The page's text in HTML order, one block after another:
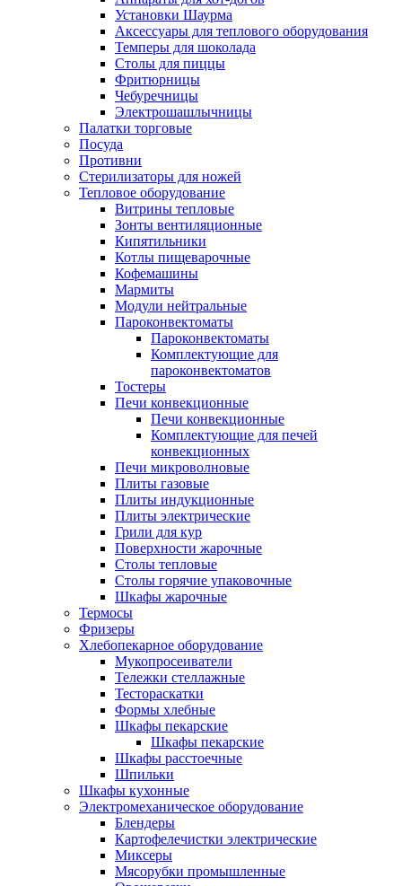
Установки Шаурма
Аксессуары для теплового оборудования
Темперы для шоколада
Столы для пиццы
Фритюрницы
Чебуречницы
Электрошашлычницы
Палатки торговые
Посуда
Противни
Стерилизаторы для ножей
Тепловое оборудование
Витрины тепловые
Зонты вентиляционные
Кипятильники
Котлы пищеварочные
Кофемашины
Мармиты
Модули нейтральные
Пароконвектоматы
Пароконвектоматы
Комплектующие для
пароконвектоматов
Тостеры
Печи конвекционные
Печи конвекционные
Комплектующие для печей
конвекционных
Печи микроволновые
Плиты газовые
Плиты индукционные
Плиты электрические
Грили для кур
Поверхности жарочные
Столы тепловые
Столы горячие упаковочные
Шкафы жарочные
Термосы
Фризеры
Хлебопекарное оборудование
Мукопросеиватели
Тележки стеллажные
Тестораскатки
Формы хлебные
Шкафы пекарские
Шкафы пекарские
Шкафы расстоечные
Шпильки
Шкафы кухонные
Электромеханическое оборудование
Блендеры
Картофелечистки электрические
Миксеры
Мясорубки промышленные